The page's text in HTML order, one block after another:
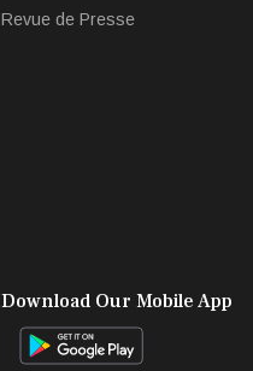
Revue de Presse
Download Our Mobile App